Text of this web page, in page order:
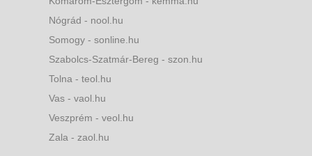
Nógrád - nool.hu
Somogy - sonline.hu
Szabolcs-Szatmár-Bereg - szon.hu
Tolna - teol.hu
Vas - vaol.hu
Veszprém - veol.hu
Zala - zaol.hu